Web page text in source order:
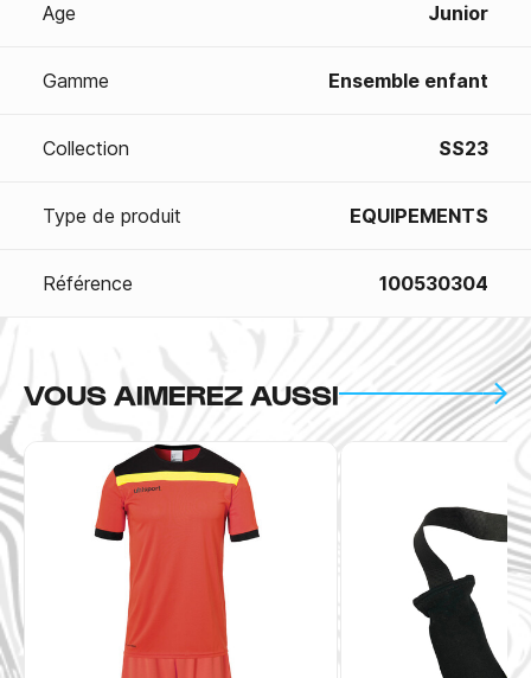
Age Junior
Gamme Ensemble enfant
Collection SS23
Type de produit EQUIPEMENTS
Référence 100530304
VOUS AIMEREZ AUSSI